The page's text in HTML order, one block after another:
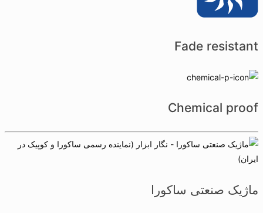
Fade resistant
Chemical proof
ماژیک صنعتی ساکورا